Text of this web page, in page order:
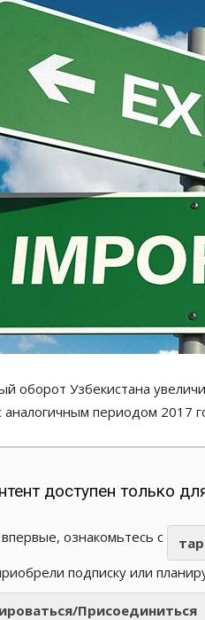
оборот Узбекистана
аналогичным периодом 2017
доступен только
ознакомьтесь с
подписку или
Присоединиться